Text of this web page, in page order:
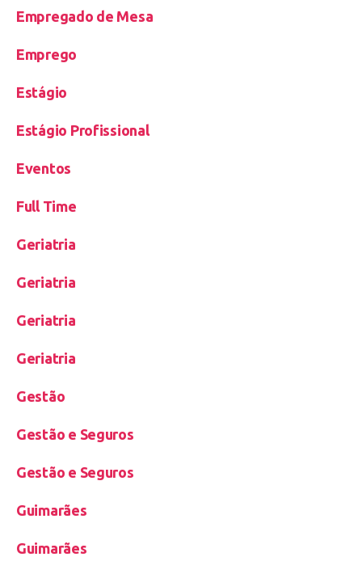
Empregado de Mesa
Emprego
Estágio
Estágio Profissional
Eventos
Full Time
Geriatria
Geriatria
Geriatria
Geriatria
Gestão
Gestão e Seguros
Gestão e Seguros
Guimarães
Guimarães